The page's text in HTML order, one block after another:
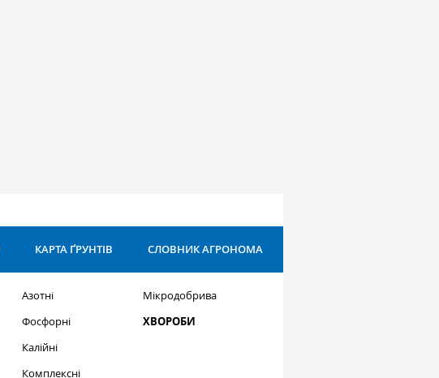
КАРТА ҐРУНТІВ СЛОВНИК АГРОНОМА
Азотні
Фосфорні
Калійні
Комплексні
Мікродобрива
ХВОРОБИ